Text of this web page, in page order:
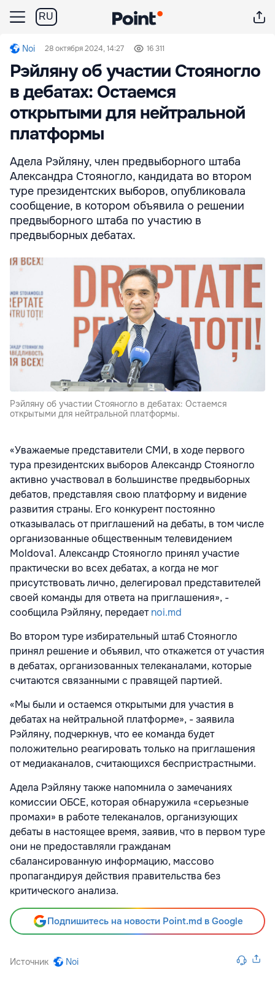
RU
Noi 28 октября 2024, 14:27 16 311
Рэйляну об участии Стояногло
в дебатах: Остаемся
открытыми для нейтральной
платформы
Адела Рэйляну, член предвыборного штаба
Александра Стояногло, кандидата во втором
туре президентских выборов, опубликовала
сообщение, в котором объявила о решении
предвыборного штаба по участию в
предвыборных дебатах.
Рэйляну об участии Стояногло в дебатах: Остаемся
открытыми для нейтральной платформы.
«Уважаемые представители СМИ, в ходе первого
тура президентских выборов Александр Стояногло
активно участвовал в большинстве предвыборных
дебатов, представляя свою платформу и видение
развития страны. Его конкурент постоянно
отказывалась от приглашений на дебаты, в том числе
организованные общественным телевидением
Moldova1. Александр Стояногло принял участие
практически во всех дебатах, а когда не мог
присутствовать лично, делегировал представителей
своей команды для ответа на приглашения», -
сообщила Рэйляну, передаетnoi.md
Во втором туре избирательный штаб Стояногло
принял решение и объявил, что откажется от участия
в дебатах, организованных телеканалами, которые
считаются связанными с правящей партией.
«Мы были и остаемся открытыми для участия в
дебатах на нейтральной платформе», - заявила
Рэйляну, подчеркнув, что ее команда будет
положительно реагировать только на приглашения
от медиаканалов, считающихся беспристрастными.
Адела Рэйляну также напомнила о замечаниях
комиссии ОБСЕ, которая обнаружила «серьезные
промахи» в работе телеканалов, организующих
дебаты в настоящее время, заявив, что в первом туре
они не предоставляли гражданам
сбалансированную информацию, массово
пропагандируя действия правительства без
критического анализа.
Подпишитесь на новости Point.md в Google
Источник Noi